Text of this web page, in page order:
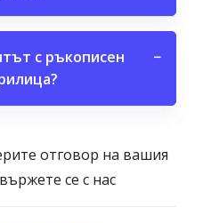
с ръкописен
−
отговор на вашия
се с нас